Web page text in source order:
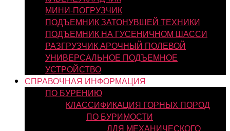
МИНИ-ПОГРУЗЧИК
ПОДЪЕМНИК ЗАТОНУВШЕЙ ТЕХНИКИ
ПОДЪЕМНИК НА ГУСЕНИЧНОМ ШАССИ
РАЗГРУЗЧИК АРОЧНЫЙ ПОЛЕВОЙ
УНИВЕРСАЛЬНОЕ ПОДЪЕМНОЕ
УСТРОЙСТВО
СПРАВОЧНАЯ ИНФОРМАЦИЯ
ПО БУРЕНИЮ
КЛАССИФИКАЦИЯ ГОРНЫХ ПОРОД
ПО БУРИМОСТИ
ДЛЯ МЕХАНИЧЕСКОГО